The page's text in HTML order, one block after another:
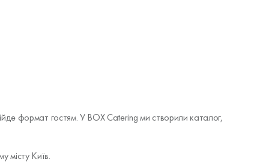
формат гостям. У BOX Catering ми створили каталог,
місту Київ.